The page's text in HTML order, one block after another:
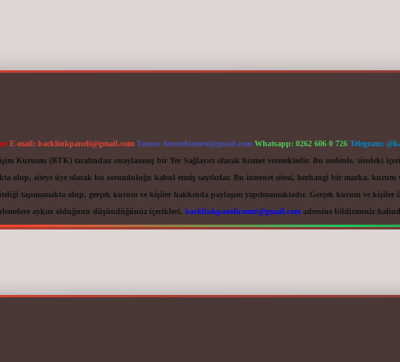
E-mail: backlinkpaneli@gmail.com Teams: forumhizmeti@gmail.com Whatsapp: 0262 606 0 726 Telegram:
Kurumu (BTK) tarafından onaylanmış bir Yer Sağlayıcı olarak hizmet vermektedir. Bu nedenle, sitedeki
olup, siteye üye olarak bu sorumluluğu kabul etmiş sayılırlar. Bu internet sitesi, herhangi bir marka, kurum
taşımamakta olup, gerçek kurum ve kişiler hakkında paylaşım yapılmamaktadır. Gerçek kurum ve
aykırı olduğunu düşündüğünüz içerikleri, backlinkpanelicomtr@gmail.com adresine bildirmeniz